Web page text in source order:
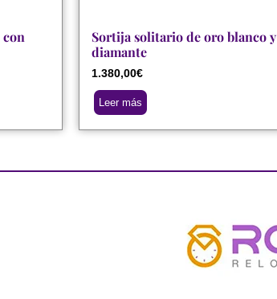
con
Sortija solitario de oro blanco y
diamante
1.380,00€
Leer más